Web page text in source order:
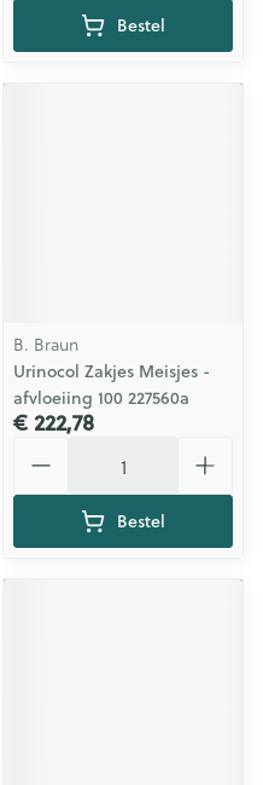
Bestel
B. Braun
Urinocol Zakjes Meisjes -
afvloeiing 100 227560a
€ 222,78
Bestel